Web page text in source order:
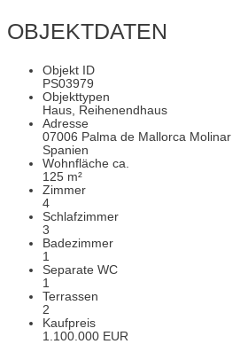
OBJEKTDATEN
Objekt ID
PS03979
Objekttypen
Haus, Reihenendhaus
Adresse
07006 Palma de Mallorca Molinar
Spanien
Wohnfläche ca.
125 m²
Zimmer
4
Schlafzimmer
3
Badezimmer
1
Separate WC
1
Terrassen
2
Kaufpreis
1.100.000 EUR